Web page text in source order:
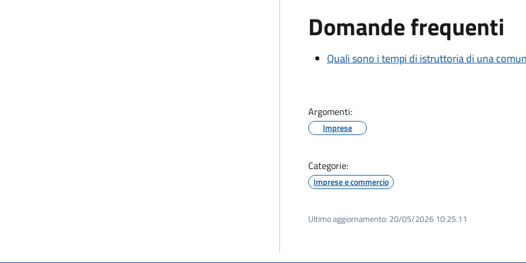
Domande frequenti
Quali sono i tempi di istruttoria di una
Argomenti:
Imprese
Categorie:
Imprese e commercio
Ultimo aggiornamento: 20/05/2026 10:25.11